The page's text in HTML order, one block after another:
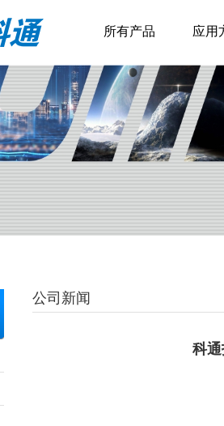
所有产品 应用
公司新闻
科